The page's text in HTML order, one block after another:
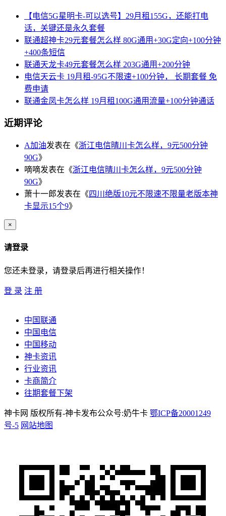
【电信5G星明卡-可以选号】29月租155G，还能打电
话，关键还是永久套餐
联通超神卡29元套餐怎么样 80G通用+30G定向+100分钟
+400条短信
联通天龙卡49元套餐怎么样 203G通用+200分钟
电信天云卡 19月租-95G不限速+100分钟， 长期套餐 免
费申请
联通金凤卡怎么样 19月租100G通用流量+100分钟通话
近期评论
A加油发表在《浙江电信晴川卡怎么样，9元500分钟
90G》
嘀嘀发表在《浙江电信晴川卡怎么样，9元500分钟
90G》
萧十一郎发表在《四川绝版10元不限速不限量老版本神
卡显示15个9》
×
请登录
您还未登录，请登录后再进行相关操作！
登 录 注 册
中国联通
中国电信
中国移动
神卡资讯
行业资讯
卡商简介
往期套餐下架
神卡网 版权所有-神卡发布公众号:奶牛卡 鄂ICP备20001249
号-5 网站地图